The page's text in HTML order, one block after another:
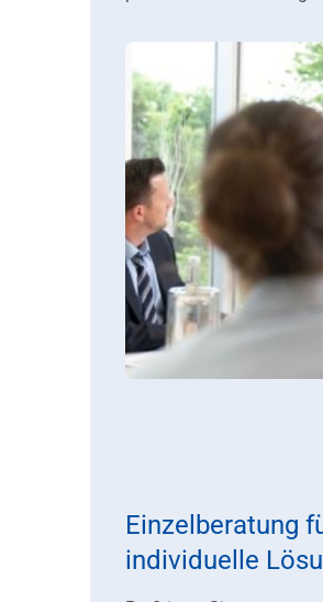
Einzelberatung
individuelle